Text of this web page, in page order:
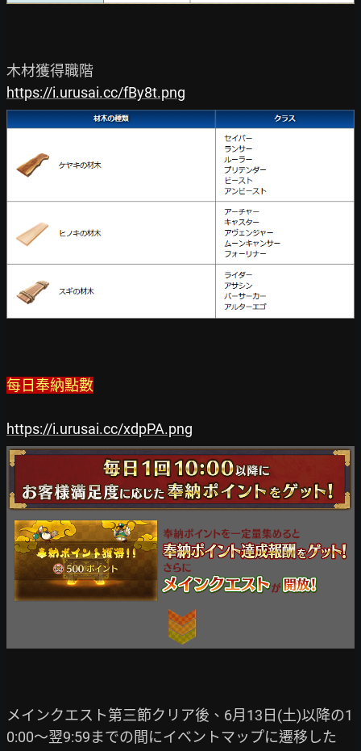
https://i.urusai.cc/fBy8t.png
每日奉納點數
https://i.urusai.cc/xdpPA.png
メインクエスト第三節クリア後、6月13日(土)以降の1
0:00～翌9:59までの間にイベントマップに遷移した